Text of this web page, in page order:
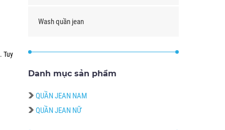
Tuy
Wash quần jean
Danh mục sản phẩm
QUẦN JEAN NAM
QUẦN JEAN NỮ